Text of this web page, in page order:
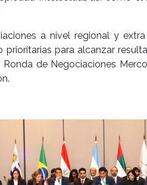
a nivel regional y
para alcanzar
de Negociaciones